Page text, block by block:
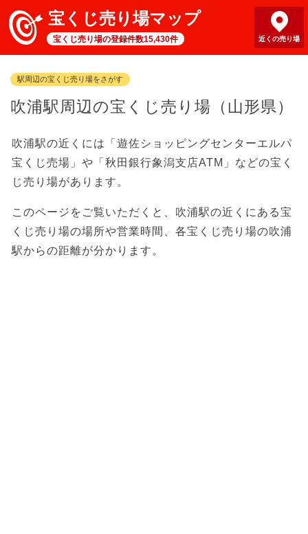
宝くじ売り場マップ
宝くじ売り場の登録件数15,430件 近くの売り場
駅周辺の宝くじ売り場をさがす
吹浦駅周辺の宝くじ売り場（山形県）
吹浦駅の近くには「遊佐ショッピングセンターエルパ
宝くじ売場」や「秋田銀行象潟支店ATM」などの宝く
じ売り場があります。
このページをご覧いただくと、吹浦駅の近くにある宝
くじ売り場の場所や営業時間、各宝くじ売り場の吹浦
駅からの距離が分かります。